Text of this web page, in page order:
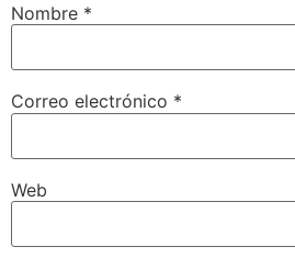
Nombre *
Correo electrónico *
Web